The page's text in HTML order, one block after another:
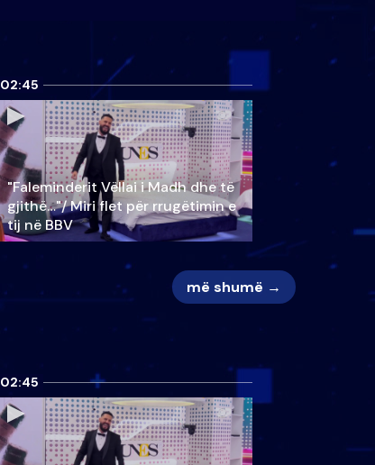
02:45
"Faleminderit Vëllai i Madh dhe të
gjithë…"/ Miri flet për rrugëtimin e
tij në BBV
më shumë →
02:45